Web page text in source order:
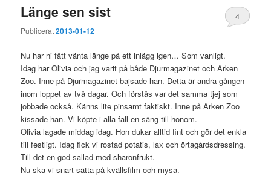
Länge sen sist
Publicerat2013-01-12
4
Nu har ni fått vänta länge på ett inlägg igen… Som vanligt.
Idag har Olivia och jag varit på både Djurmagazinet och Arken
Zoo. Inne på Djurmagazinet bajsade han. Detta är andra gången
inom loppet av två dagar. Och förstås var det samma tjej som
jobbade också. Känns lite pinsamt faktiskt. Inne på Arken Zoo
kissade han. Vi köpte i alla fall en säng till honom.
Olivia lagade middag idag. Hon dukar alltid fint och gör det enkla
till festligt. Idag fick vi rostad potatis, lax och örtagårdsdressing.
Till det en god sallad med sharonfrukt.
Nu ska vi snart sätta på kvällsfilm och mysa.